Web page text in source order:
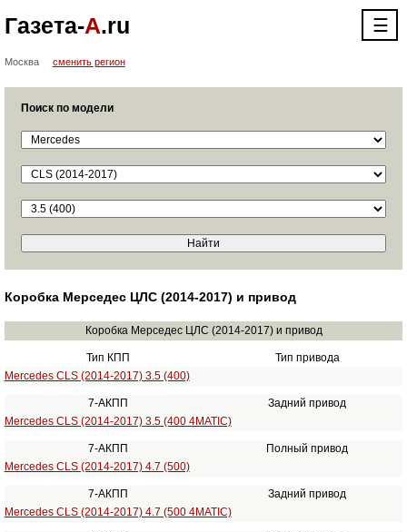
Газета-А.ru ☰
Москва сменить регион
Поиск по модели
Коробка Мерседес ЦЛС (2014-2017) и привод
Коробка Мерседес ЦЛС (2014-2017) и привод
Тип КПП
Тип привода
Mercedes CLS (2014-2017) 3.5 (400)
7-АКПП
Задний привод
Mercedes CLS (2014-2017) 3.5 (400 4MATIC)
7-АКПП
Полный привод
Mercedes CLS (2014-2017) 4.7 (500)
7-АКПП
Задний привод
Mercedes CLS (2014-2017) 4.7 (500 4MATIC)